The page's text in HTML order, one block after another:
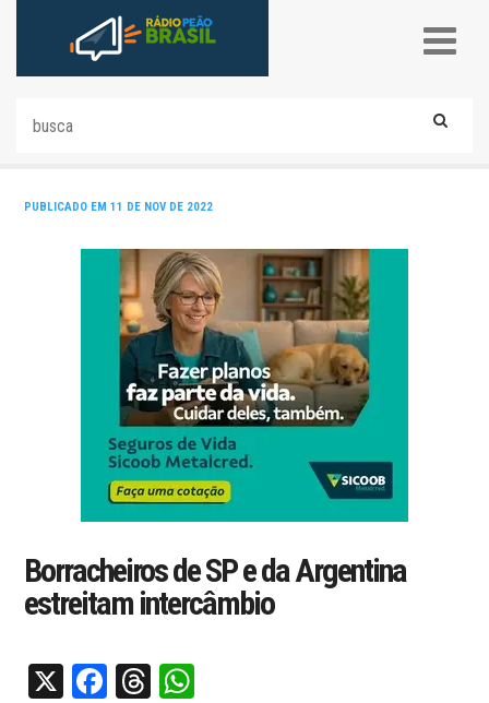
PUBLICADO EM 11 DE NOV DE 2022
Borracheiros de SP e da Argentina
estreitam intercâmbio
X Facebook
Threads